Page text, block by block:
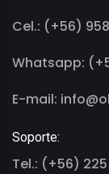
Cel.: (+56)
Whatsapp:
E-mail:
Soporte:
Tel.: (+56)